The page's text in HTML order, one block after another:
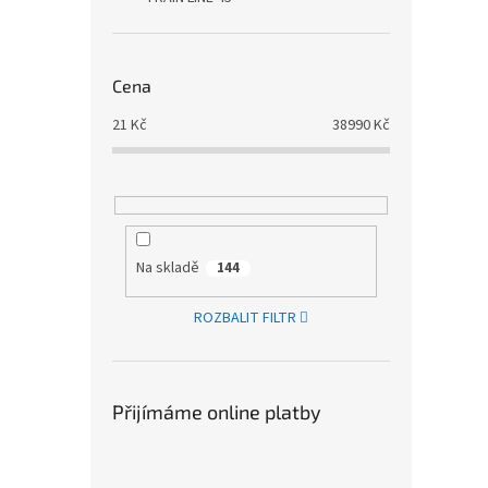
Cena
21 Kč 38990Kč
Na skladě 144
ROZBALIT FILTR
Přijímáme online platby